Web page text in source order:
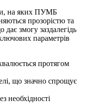
на яких ПУМБ
прозорістю та
змогу заздалегідь
параметрів
протягом
що значно спрощує
необхідності